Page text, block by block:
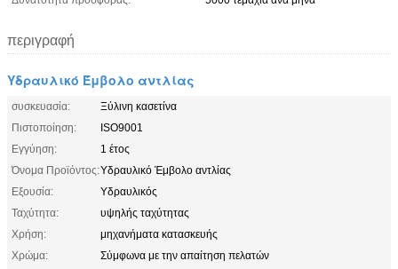
περιγραφή
Υδραυλικό Έμβολο αντλίας
συσκευασία:
Ξύλινη κασετίνα
Πιστοποίηση:
ISO9001
Εγγύηση:
1 έτος
Όνομα Προϊόντος:Υδραυλικό Έμβολο αντλίας
Εξουσία:
Υδραυλικός
Ταχύτητα:
υψηλής ταχύτητας
Χρήση:
μηχανήματα κατασκευής
Χρώμα:
Σύμφωνα με την απαίτηση πελατών